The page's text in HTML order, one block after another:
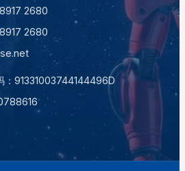
2680
2680
：91331003744144496D